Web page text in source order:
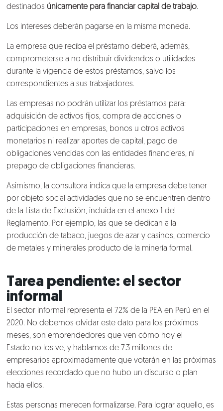
Conversemos
destinados únicamente para financiar capital de trabajo.
Los intereses deberán pagarse en la misma moneda.
La empresa que reciba el préstamo deberá, además,
comprometerse a no distribuir dividendos o utilidades
durante la vigencia de estos préstamos, salvo los
correspondientes a sus trabajadores.
Las empresas no podrán utilizar los préstamos para:
adquisición de activos fijos, compra de acciones o
participaciones en empresas, bonos u otros activos
monetarios ni realizar aportes de capital, pago de
obligaciones vencidas con las entidades financieras, ni
prepago de obligaciones financieras.
Asimismo, la consultora indica que la empresa debe tener
por objeto social actividades que no se encuentren dentro
de la Lista de Exclusión, incluida en el anexo 1 del
Reglamento. Por ejemplo, las que se dedican a la
producción de tabaco, juegos de azar y casinos, comercio
de metales y minerales producto de la minería formal.
Tarea pendiente: el sector
informal
El sector informal representa el 72% de la PEA en Perú en el
2020. No debemos olvidar este dato para los próximos
meses, son emprendedores que ven cómo hoy el
Estado no los ve, y hablamos de 7.3 millones de
empresarios aproximadamente que votarán en las próximas
elecciones recordado que no hubo un discurso o plan
hacia ellos.
Estas personas merecen formalizarse. Para lograr aquello, es